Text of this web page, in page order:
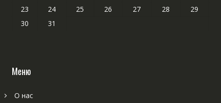
23
24 25 26 27 28
29
30
31
Меню
О нас